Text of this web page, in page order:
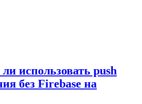
использовать push
без Firebase на